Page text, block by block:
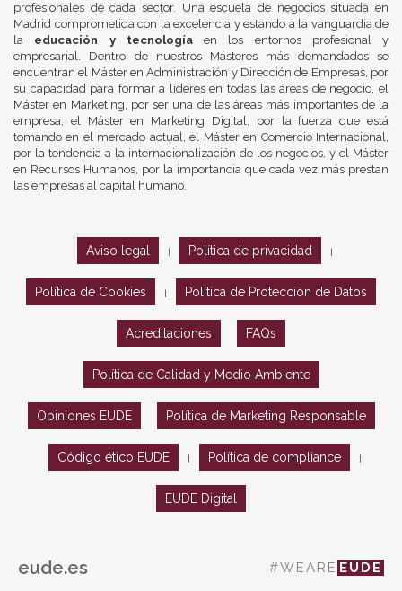
profesionales de cada sector. Una escuela de negocios situada en
Madrid comprometida con la excelencia y estando a la vanguardia de
la educación y tecnologíaen los entornos profesional y
empresarial. Dentro de nuestros Másteres más demandados se
encuentran el Máster en Administración y Dirección de Empresas, por
su capacidad para formar a líderes en todas las áreas de negocio, el
Máster en Marketing, por ser una de las áreas más importantes de la
empresa, el Máster en Marketing Digital, por la fuerza que está
tomando en el mercado actual, el Máster en Comercio Internacional,
por la tendencia a la internacionalización de los negocios, y el Máster
en Recursos Humanos, por la importancia que cada vez más prestan
las empresas al capital humano.
Aviso legal Política de privacidad
Política de Cookies Política de Protección de Datos
Acreditaciones FAQs
Política de Calidad y Medio Ambiente
Opiniones EUDE Política de Marketing Responsable
Código ético EUDE Política de compliance
EUDE Digital
eude.es #WEARE EUDE